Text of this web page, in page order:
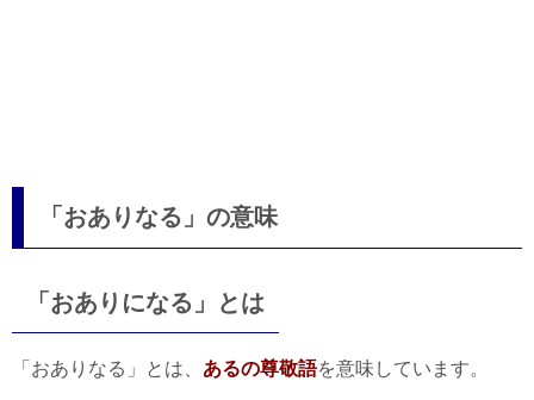
「おありなる」の意味
「おありになる」とは
「おありなる」とは、 あるの尊敬語を意味しています。